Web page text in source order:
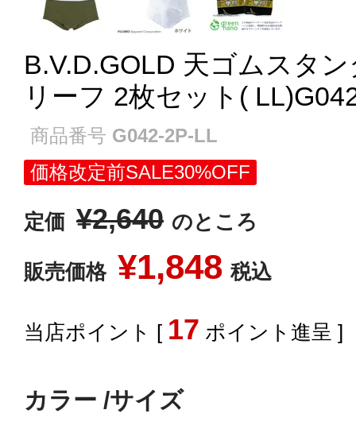
B.V.D.GOLD 天ゴムスタ
リーフ 2枚セット(
商品番号 G042-2P-LL
価格改定前SALE30%OFF
定価 ¥2,640 のところ
販売価格 ¥1,848 税込
[ 17 ポイント進呈 ]
カラー サイズ